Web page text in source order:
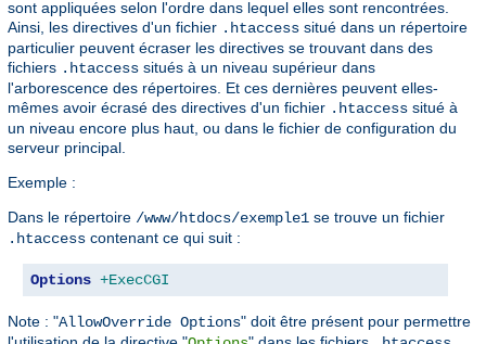
sont appliquées selon l'ordre dans lequel elles sont rencontrées.
Ainsi, les directives d'un fichier .htaccess situé dans un répertoire
particulier peuvent écraser les directives se trouvant dans des
fichiers .htaccess situés à un niveau supérieur dans
l'arborescence des répertoires. Et ces dernières peuvent elles-
mêmes avoir écrasé des directives d'un fichier .htaccess situé à
un niveau encore plus haut, ou dans le fichier de configuration du
serveur principal.
Exemple :
Dans le répertoire /www/htdocs/exemple1 se trouve un fichier
.htaccess contenant ce qui suit :
Options +ExecCGI
Note : "AllowOverride Options" doit être présent pour permettre